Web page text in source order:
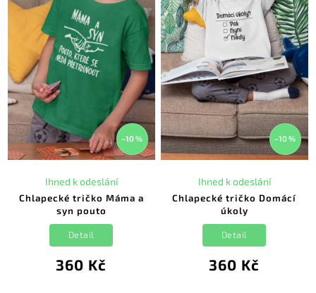
–10 %
Chlapecké tričko Máma a
syn pouto
Ihned k odeslání
360 Kč
Detail
–10 %
Chlapecké tričko Domácí
úkoly
Ihned k odeslání
360 Kč
Detail